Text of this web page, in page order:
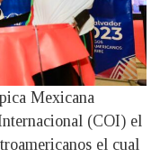
Mexicana
(COI) el
el cual